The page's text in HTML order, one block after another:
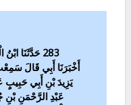
283 حَدَّثَنَا
أَخْبَرَنَا أَبِي قَالَ
يَزِيدَ بْنِ أَبِي
عَبْدِ الرَّحْمَنِ